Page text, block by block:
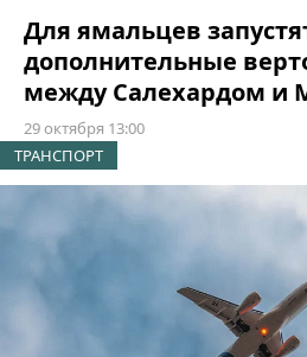
Для ямальцев
дополнительные
между Салехардом и
29 октября 13:00
ТРАНСПОРТ